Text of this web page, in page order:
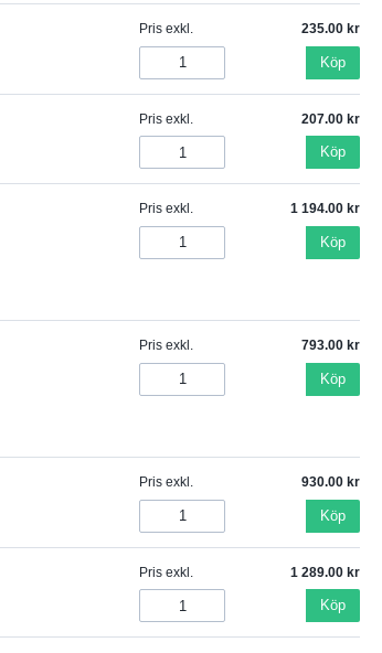
Pris exkl. 235.00
Köp
Pris exkl. 207.00
Köp
Pris exkl. 1 194.00
Köp
Pris exkl. 793.00
Köp
Pris exkl. 930.00
Köp
Pris exkl. 1 289.00
Köp